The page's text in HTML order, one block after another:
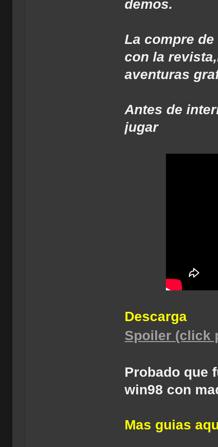
demos.
La compre
con la
aventuras
Antes de
jugar
Descarga
Spoiler (click
Probado que
win98 con
Mas guias